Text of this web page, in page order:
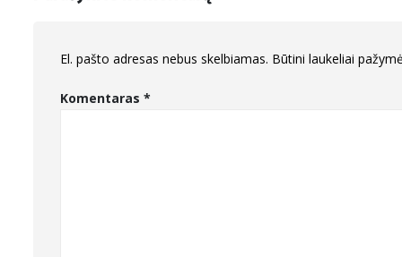
El. pašto adresas nebus skelbiamas. Būtini laukeliai
Komentaras *